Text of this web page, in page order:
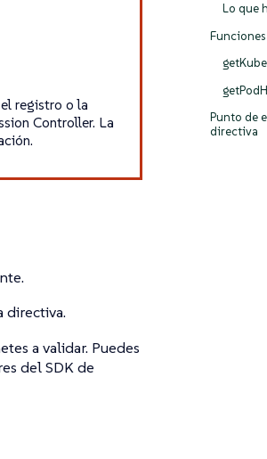
Lo que
Punto de
directiva
registro o la
Controller. La
directiva.
a validar. Puedes
del SDK de